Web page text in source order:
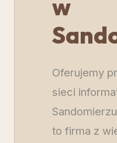
w
Oferujemy
sieci
to firma z